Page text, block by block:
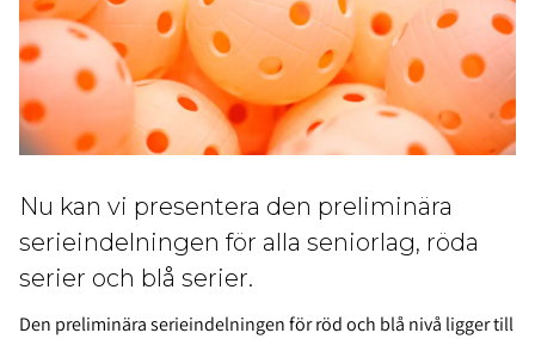
Nu kan vi presentera den preliminära
serieindelningen för alla seniorlag, röda
serier och blå serier.
Den preliminära serieindelningen för röd och blå nivå ligger till